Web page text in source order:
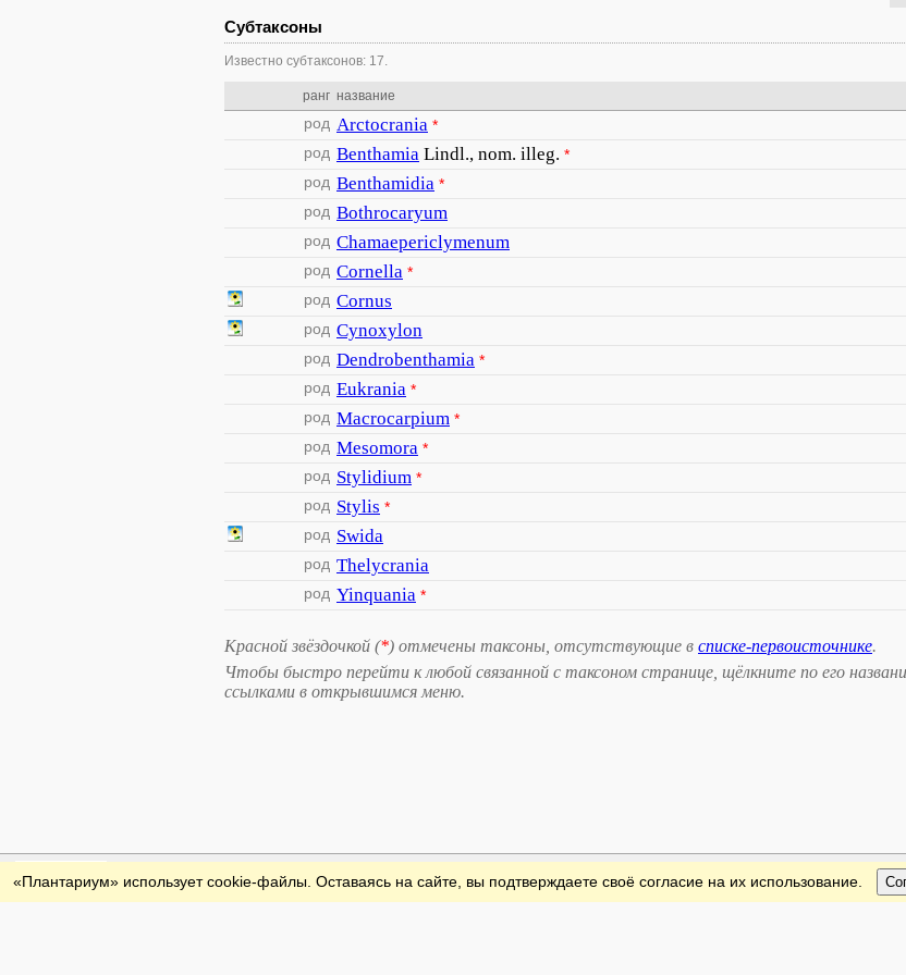
Субтаксоны
Известно субтаксонов: 17.
ранг название
род Arctocrania *
род Benthamia Lindl., nom. illeg. *
род Benthamidia *
род Bothrocaryum
род Chamaepericlymenum
род Cornella *
род Cornus
род Cynoxylon
род Dendrobenthamia *
род Eukrania *
род Macrocarpium *
род Mesomora *
род Stylidium *
род Stylis *
род Swida
род Thelycrania
род Yinquania *
Красной звёздочкой (*) отмечены таксоны, отсутствующие в списке-первоисточнике.
Чтобы быстро перейти к любой связанной с таксоном странице, щёлкните по его
ссылками в открывшимся меню.
Обратная связь
«Плантариум» использует cookie-файлы. Оставаясь на сайте, вы подтверждаете своё согласие на их использование.